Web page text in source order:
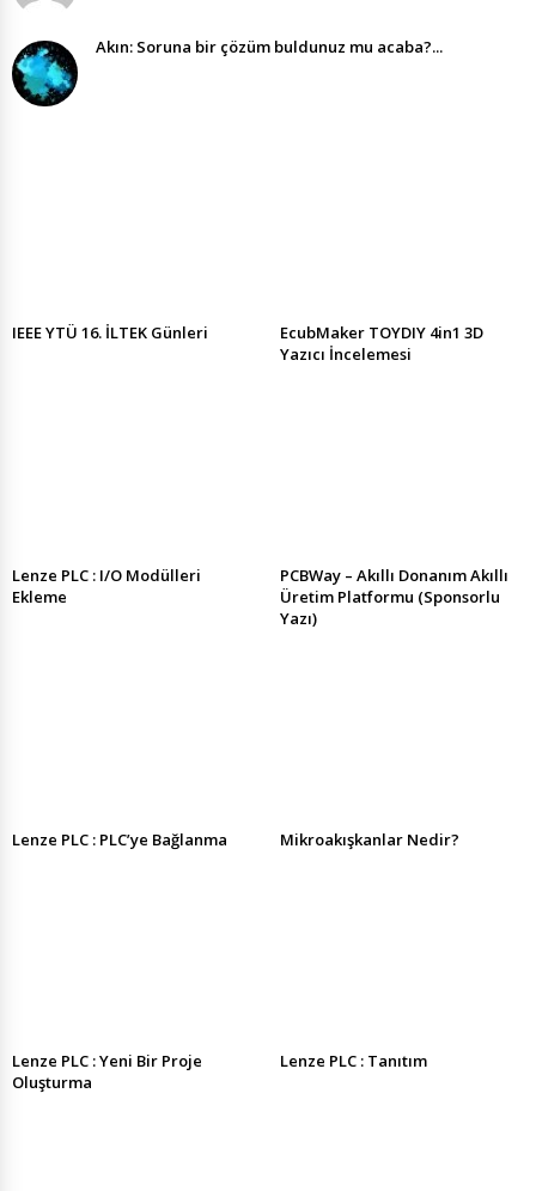
Akın: Soruna bir çözüm buldunuz mu acaba?...
IEEE YTÜ 16. İLTEK Günleri
EcubMaker TOYDIY 4in1 3D
Yazıcı İncelemesi
Lenze PLC : I/O Modülleri
Ekleme
PCBWay – Akıllı Donanım Akıllı
Üretim Platformu (Sponsorlu
Yazı)
Lenze PLC : PLC’ye Bağlanma Mikroakışkanlar Nedir?
Lenze PLC : Yeni Bir Proje
Oluşturma
Lenze PLC : Tanıtım